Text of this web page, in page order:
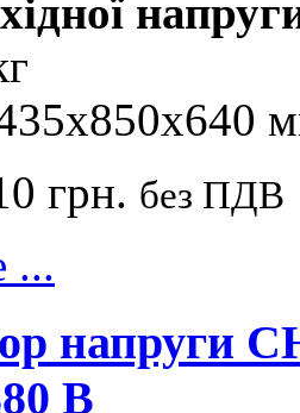
грн. без ПДВ
...
напруги
В